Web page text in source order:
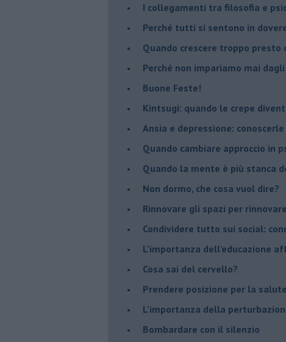
​I collegamenti tra filosofia e
​Perché tutti si sentono in
​Quando crescere troppo presto
​Perché non impariamo mai
​Buone Feste!
​Kintsugi: quando le crepe
Ansia e depressione:
Quando cambiare approccio in
​Quando la mente è più stanca
Non dormo, che cosa vuol dire?
​Rinnovare gli spazi per
​Condividere tutto sui social:
​L’importanza dell’educazione
​Cosa sai del cervello?
Prendere posizione per la
L’importanza della
​Bombardare con il silenzio